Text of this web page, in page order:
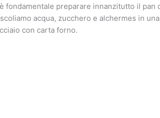
preparare innanzitutto il pan
acqua, zucchero e alchermes in
con carta forno.